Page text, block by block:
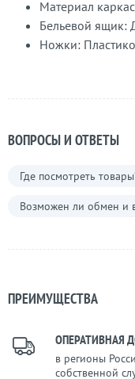
Материал
Бельевой ящик:
Ножки:
ВОПРОСЫ И ОТВЕТЫ
Где посмотреть
Возможен ли обмен и
ПРЕИМУЩЕСТВА
ОПЕРАТИВНАЯ
в регионы
собственной